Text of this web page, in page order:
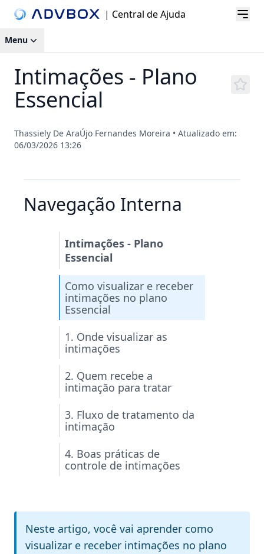
| Central de Ajuda
Menu
Intimações - Plano
Essencial
Thassiely De AraÚjo Fernandes Moreira • Atualizado em:
06/03/2026 13:26
Navegação Interna
Intimações - Plano
Essencial
Como visualizar e receber
intimações no plano
Essencial
1. Onde visualizar as
intimações
2. Quem recebe a
intimação para tratar
3. Fluxo de tratamento da
intimação
4. Boas práticas de
controle de intimações
Neste artigo, você vai aprender como
visualizar e receber intimações no plano